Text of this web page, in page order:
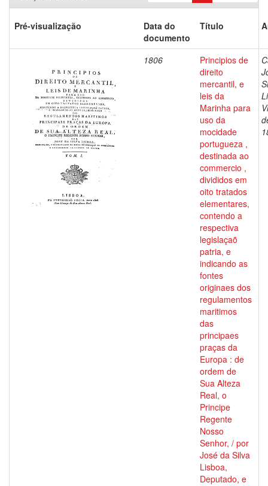
Pré-visualização
Data do
documento
Título
1806
Principios de
direito
mercantil, e
leis da
Marinha para
uso da
mocidade
portugueza ,
destinada ao
commercio ,
divididos em
oito tratados
elementares,
contendo a
respectiva
legislaçaõ
patria, e
indicando as
fontes
originaes dos
regulamentos
maritimos
das
principaes
praças da
Europa : de
ordem de
Sua Alteza
Real, o
Principe
Regente
Nosso
Senhor, / por
José da Silva
Lisboa,
Deputado, e